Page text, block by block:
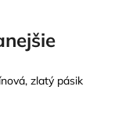
zlatý pásik